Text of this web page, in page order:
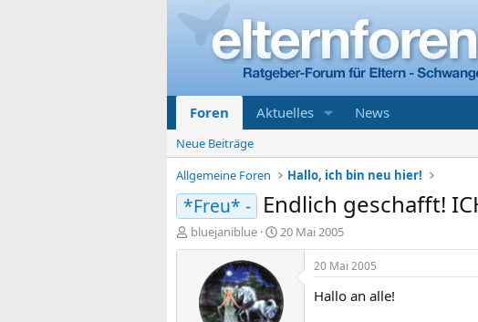
Foren Aktuelles News
Neue Beiträge
Allgemeine Foren
Hallo, ich bin neu hier!
*Freu* - Endlich geschafft!
E
r
bluejaniblue
E
r
t
e
l
20 Mai 2005
20 Mai 2005
Hallo an alle!